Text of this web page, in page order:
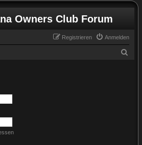
Owners Club Forum
Anmelden
Registrieren